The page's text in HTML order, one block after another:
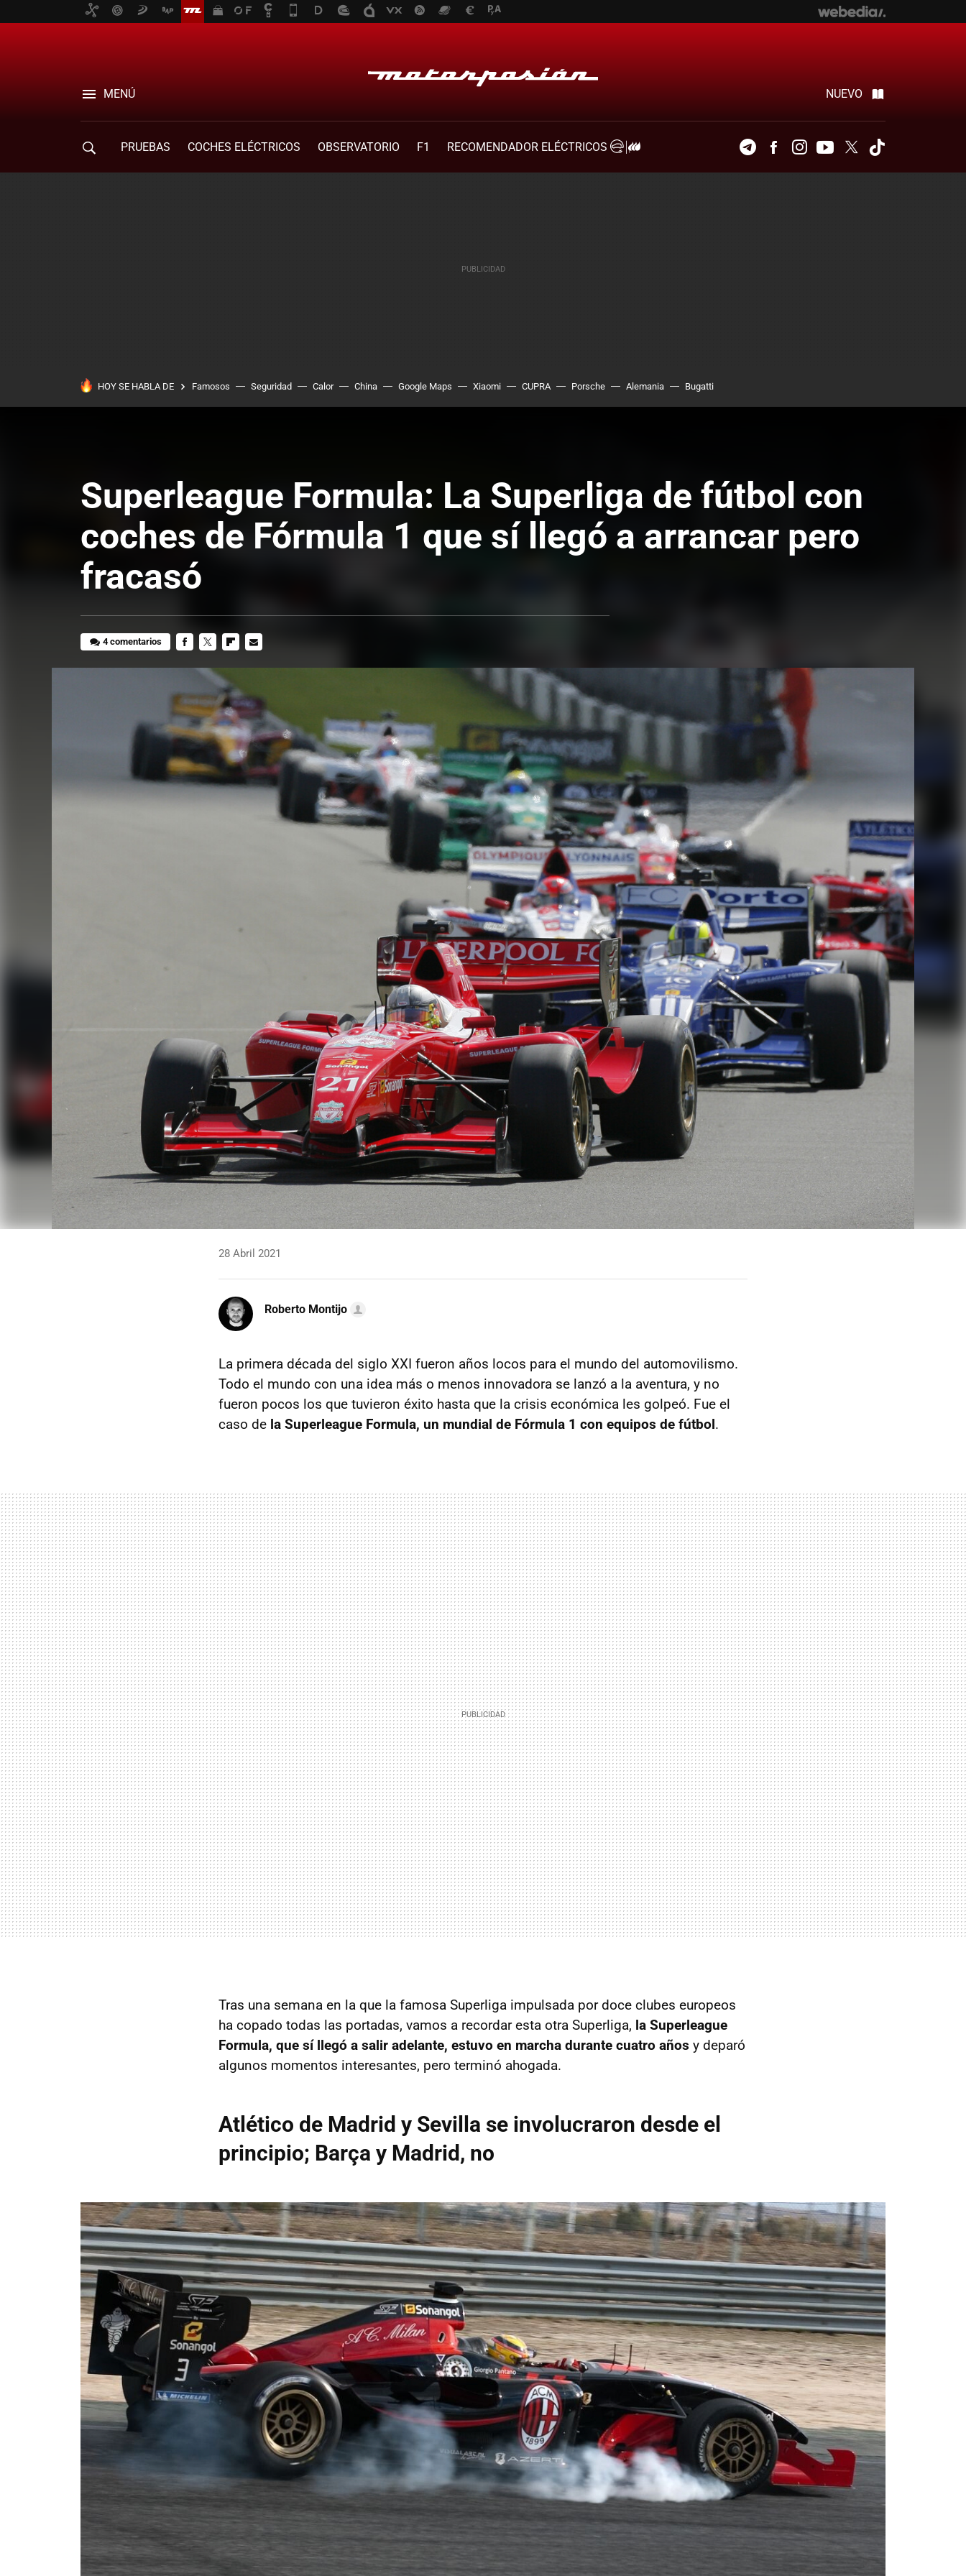
MENÚ NUEVO
PRUEBAS COCHES ELÉCTRICOS OBSERVATORIO F1
RECOMENDADOR ELÉCTRICOS
TelegramFacebookInstagramYoutubeTwitter
HOY SE HABLA DE Famosos Seguridad Calor China Google Maps Xiaomi CUPRA Porsche Alemania Bugatti
Superleague Formula: La Superliga de fútbol con
coches de Fórmula 1 que sí llegó a arrancar pero
fracasó
4 comentarios
28 Abril 2021
Roberto Montijo
La primera década del siglo XXI fueron años locos para el mundo del automovilismo.
Todo el mundo con una idea más o menos innovadora se lanzó a la aventura, y no
fueron pocos los que tuvieron éxito hasta que la crisis económica les golpeó. Fue el
caso de la Superleague Formula, un mundial de Fórmula 1 con equipos de fútbol.
Tras una semana en la que la famosa Superliga impulsada por doce clubes europeos
ha copado todas las portadas, vamos a recordar esta otra Superliga, la Superleague
Formula, que sí llegó a salir adelante, estuvo en marcha durante cuatro años y deparó
algunos momentos interesantes, pero terminó ahogada.
Atlético de Madrid y Sevilla se involucraron desde el
principio; Barça y Madrid, no